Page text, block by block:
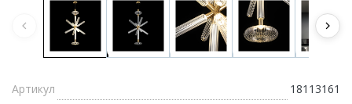
Артикул 18113161